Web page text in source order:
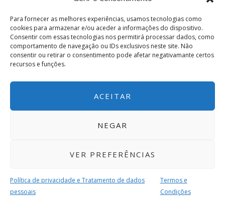
Para fornecer as melhores experiências, usamos tecnologias como
cookies para armazenar e/ou aceder a informações do dispositivo.
Consentir com essas tecnologias nos permitirá processar dados, como
comportamento de navegação ou IDs exclusivos neste site. Não
consentir ou retirar o consentimento pode afetar negativamante certos
recursos e funções.
ACEITAR
NEGAR
VER PREFERÊNCIAS
Política de privacidade e Tratamento de dados
pessoais
Termos e
Condições